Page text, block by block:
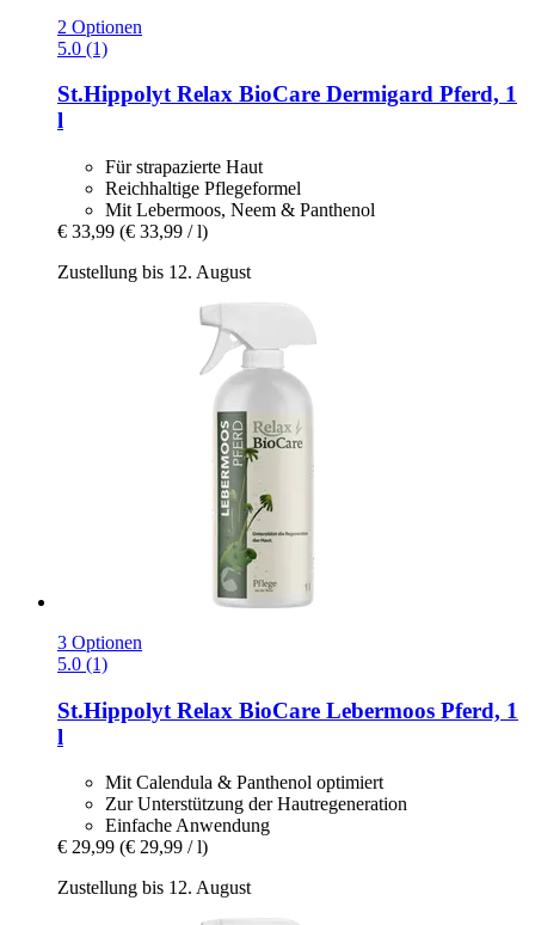
2 Optionen
5.0 (1)
St.HippolytRelax BioCare Dermigard Pferd, 1
l
Für strapazierte Haut
Reichhaltige Pflegeformel
Mit Lebermoos, Neem & Panthenol
€ 33,99 (€ 33,99 / l)
Zustellung bis 12. August
3 Optionen
5.0 (1)
St.Hippolyt Relax BioCare Lebermoos Pferd, 1
l
Mit Calendula & Panthenol optimiert
Zur Unterstützung der Hautregeneration
Einfache Anwendung
€ 29,99 (€ 29,99 / l)
Zustellung bis 12. August